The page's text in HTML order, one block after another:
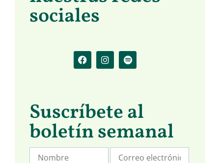
sociales
Suscríbete al
boletín semanal